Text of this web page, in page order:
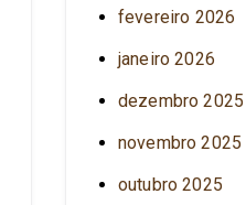
fevereiro 2026
janeiro 2026
dezembro 2025
novembro 2025
outubro 2025